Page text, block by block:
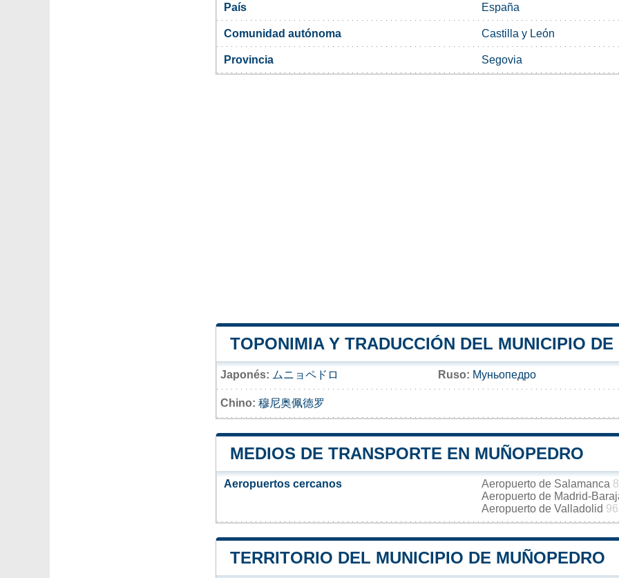
País España
Comunidad autónoma Castilla y León
Provincia Segovia
TOPONIMIA Y TRADUCCIÓN DEL MUNICIPIO DE
Japonés: ムニョペドロ Ruso: Муньопедро
Chino: 穆尼奥佩德罗
MEDIOS DE TRANSPORTE EN MUÑOPEDRO
Aeropuertos cercanos Aeropuerto de Salamanca
Aeropuerto de Madrid-
Aeropuerto de Valladolid
TERRITORIO DEL MUNICIPIO DE MUÑOPEDRO